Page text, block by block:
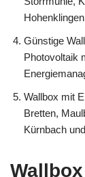
Hohenklingen
Günstige
Photovoltaik
Wallbox mit
Bretten,
Kürnbach